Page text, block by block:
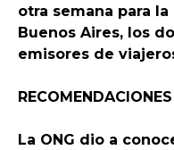
otra semana para
Buenos Aires, los
emisores de
RECOMENDACIONES
La ONG dio a